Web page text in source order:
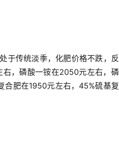
于传统淡季，化肥价格不跌，
，磷酸一铵在2050元左右，
肥在1950元左右，45%硫基